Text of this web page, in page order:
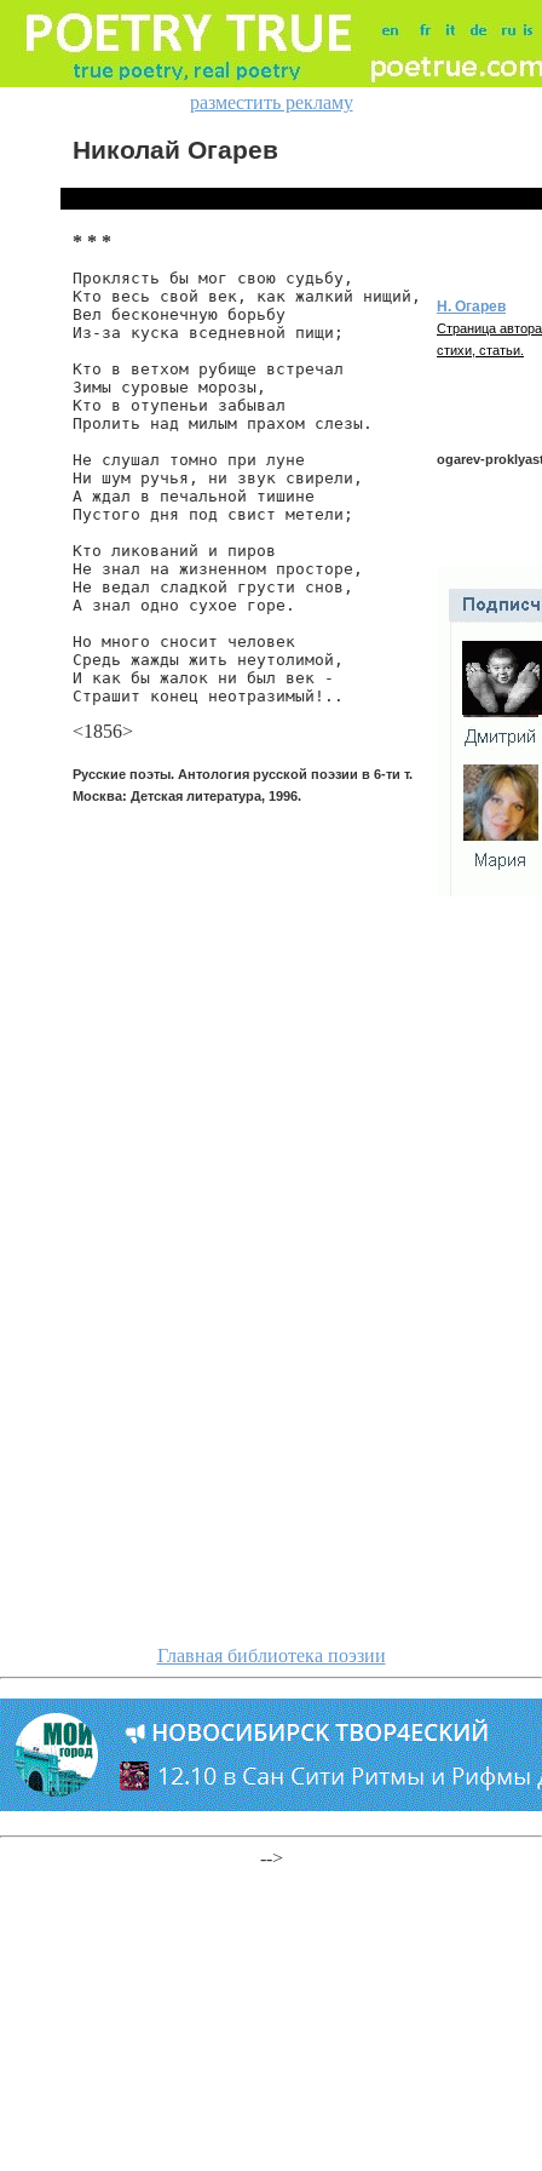
разместить рекламу
Николай Огарев
* * *
Проклясть бы мог свою судьбу,
Кто весь свой век, как жалкий нищий,
Вел бесконечную борьбу
Из-за куска вседневной пищи;
Кто в ветхом рубище встречал
Зимы суровые морозы,
Кто в отупеньи забывал
Пролить над милым прахом слезы.
Не слушал томно при луне
Ни шум ручья, ни звук свирели,
А ждал в печальной тишине
Пустого дня под свист метели;
Кто ликований и пиров
Не знал на жизненном просторе,
Не ведал сладкой грусти снов,
А знал одно сухое горе.
Но много сносит человек
Средь жажды жить неутолимой,
И как бы жалок ни был век -
Страшит конец неотразимый!..
<1856>
Русские поэты. Антология русской поэзии в 6-ти т.
Москва: Детская литература, 1996.
Н. Огарев
Страница
стихи, статьи.
ogarev-
Главная библиотека поэзии
-->